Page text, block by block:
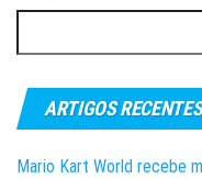
ARTIGOS RECENTES
Mario Kart World recebe